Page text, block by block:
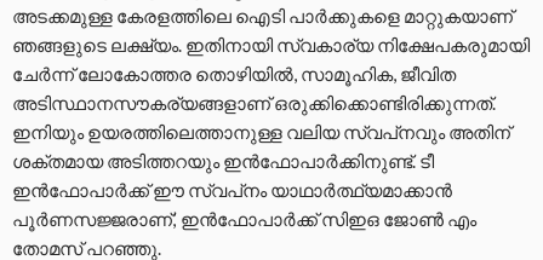
അടക്കമുള്ള കേരളത്തിലെ ഐടി പാര്‍ക്കുകളെ മാറ്റുകയാണ്
ഞങ്ങളുടെ ലക്ഷ്യം. ഇതിനായി സ്വകാര്യ നിക്ഷേപകരുമായി
ചേര്‍ന്ന് ലോകോത്തര തൊഴിയില്‍, സാമൂഹിക, ജീവിത
അടിസ്ഥാനസൗകര്യങ്ങളാണ് ഒരുക്കിക്കൊണ്ടിരിക്കുന്നത്.
ഇനിയും ഉയരത്തിലെത്താനുള്ള വലിയ സ്വപ്‌നവും അതിന്
ശക്തമായ അടിത്തറയും ഇന്‍ഫോപാര്‍ക്കിനുണ്ട്. ടീ
ഇന്‍ഫോപാര്‍ക്ക് ഈ സ്വപ്‌നം യാഥാര്‍ത്ഥ്യമാക്കാന്‍
പൂര്‍ണസജ്ജരാണ്,’ ഇന്‍ഫോപാര്‍ക്ക് സിഇഒ ജോണ്‍ എം
തോമസ് പറഞ്ഞു.